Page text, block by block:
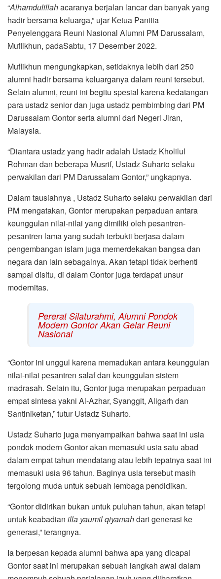
“Alhamdulillahacaranya berjalan lancar dan banyak yang
hadir bersama keluarga,” ujar Ketua Panitia
Penyelenggara Reuni Nasional Alumni PM Darussalam,
Muflikhun, padaSabtu, 17 Desember 2022.
Muflikhun mengungkapkan, setidaknya lebih dari 250
alumni hadir bersama keluarganya dalam reuni tersebut.
Selain alumni, reuni ini begitu spesial karena kedatangan
para ustadz senior dan juga ustadz pembimbing dari PM
Darussalam Gontor serta alumni dari Negeri Jiran,
Malaysia.
“Diantara ustadz yang hadir adalah Ustadz Kholilul
Rohman dan beberapa Musrif, Ustadz Suharto selaku
perwakilan dari PM Darussalam Gontor,” ungkapnya.
Dalam tausiahnya , Ustadz Suharto selaku perwakilan dari
PM mengatakan, Gontor merupakan perpaduan antara
keunggulan nilai-nilai yang dimiliki oleh pesantren-
pesantren lama yang sudah terbukti berjasa dalam
pengembangan islam juga memerdekakan bangsa dan
negara dan lain sebagainya. Akan tetapi tidak berhenti
sampai disitu, di dalam Gontor juga terdapat unsur
modernitas.
Pererat Silaturahmi, Alumni Pondok
Modern Gontor Akan Gelar Reuni
Nasional
“Gontor ini unggul karena memadukan antara keunggulan
nilai-nilai pesantren salaf dan keunggulan sistem
madrasah. Selain itu, Gontor juga merupakan perpaduan
empat sintesa yakni Al-Azhar, Syanggit, Aligarh dan
Santiniketan,” tutur Ustadz Suharto.
Ustadz Suharto juga menyampaikan bahwa saat ini usia
pondok modern Gontor akan memasuki usia satu abad
dalam empat tahun mendatang atau lebih tepatnya saat ini
memasuki usia 96 tahun. Baginya usia tersebut masih
tergolong muda untuk sebuah lembaga pendidikan.
“Gontor didirikan bukan untuk puluhan tahun, akan tetapi
untuk keabadian illa yaumil qiyamahdari generasi ke
generasi,” terangnya.
Ia berpesan kepada alumni bahwa apa yang dicapai
Gontor saat ini merupakan sebuah langkah awal dalam